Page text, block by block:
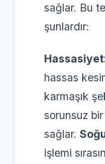
sağlar. Bu
şunlardır:
hassas
karmaşık
sorunsuz
sağlar.
işlemi